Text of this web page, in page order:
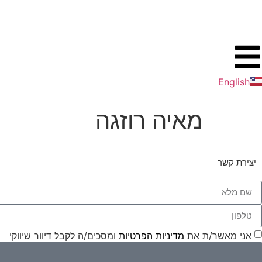
English
מאיה רוזגה
יצירת קשר
אני מאשר/ת את מדיניות הפרטיות ומסכים/ה לקבל דיוור שיווקי